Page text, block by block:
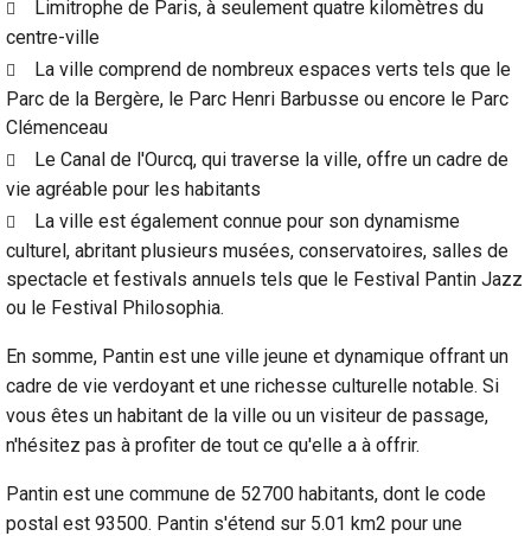
Limitrophe de Paris, à seulement quatre kilomètres du
centre-ville
La ville comprend de nombreux espaces verts tels que le
Parc de la Bergère, le Parc Henri Barbusse ou encore le Parc
Clémenceau
Le Canal de l'Ourcq, qui traverse la ville, offre un cadre de
vie agréable pour les habitants
La ville est également connue pour son dynamisme
culturel, abritant plusieurs musées, conservatoires, salles de
spectacle et festivals annuels tels que le Festival Pantin Jazz
ou le Festival Philosophia.
En somme, Pantin est une ville jeune et dynamique offrant un
cadre de vie verdoyant et une richesse culturelle notable. Si
vous êtes un habitant de la ville ou un visiteur de passage,
n'hésitez pas à profiter de tout ce qu'elle a à offrir.
Pantin est une commune de 52700 habitants, dont le code
postal est 93500. Pantin s'étend sur 5.01 km2 pour une